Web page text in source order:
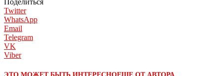
Twitter
WhatsApp
Email
Telegram
VK
Viber